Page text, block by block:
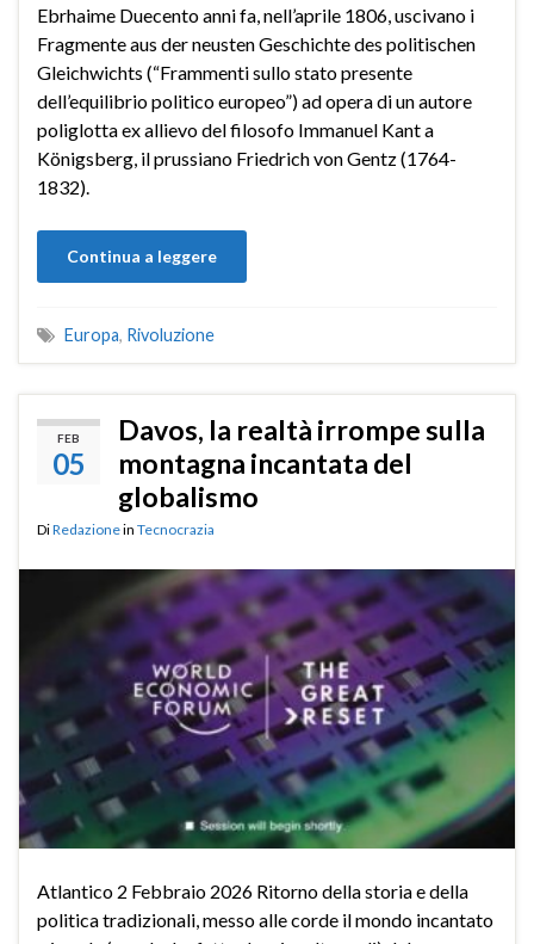
Ebrhaime Duecento anni fa, nell’aprile 1806, uscivano i
Fragmente aus der neusten Geschichte des politischen
Gleichwichts (“Frammenti sullo stato presente
dell’equilibrio politico europeo”) ad opera di un autore
poliglotta ex allievo del filosofo Immanuel Kant a
Königsberg, il prussiano Friedrich von Gentz (1764-
1832).
Continua a leggere
Europa, Rivoluzione
FEB
05
Davos, la realtà irrompe sulla
montagna incantata del
globalismo
DiRedazionein Tecnocrazia
Atlantico 2 Febbraio 2026 Ritorno della storia e della
politica tradizionali, messo alle corde il mondo incantato